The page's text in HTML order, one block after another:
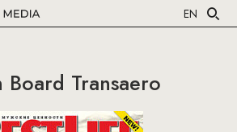
EN
Board Transaero